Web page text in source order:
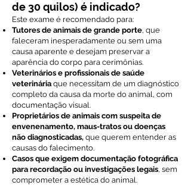
de 30 quilos) é indicado?
Este exame é recomendado para:
Tutores de animais de grande porte, que
faleceram inesperadamente ou sem uma
causa aparente e desejam preservar a
aparência do corpo para cerimônias.
Veterinários e profissionais de saúde
veterinária que necessitam de um diagnóstico
completo da causa da morte do animal, com
documentação visual.
Proprietários de animais com suspeita de
envenenamento, maus-tratos ou doenças
não diagnosticadas, que querem entender as
causas do falecimento.
Casos que exigem documentação fotográfica
para recordação ou investigações legais, sem
comprometer a estética do animal.